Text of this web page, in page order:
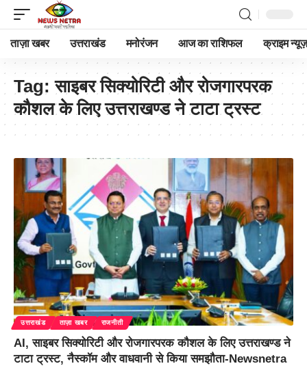
ताज़ा खबर उत्तराखंड मनोरंजन आज का राशिफल क्राइम न्यूज़
Tag:साइबर सिक्योरिटी और रोजगारपरक
कौशल के लिए उत्तराखण्ड ने टाटा ट्रस्ट
उत्तराखंड ताज़ा खबर राजनीती
AI, साइबर सिक्योरिटी और रोजगारपरक कौशल के लिए उत्तराखण्ड ने
टाटा ट्रस्ट, नैस्कॉम और वाधवानी से किया समझौता-Newsnetra